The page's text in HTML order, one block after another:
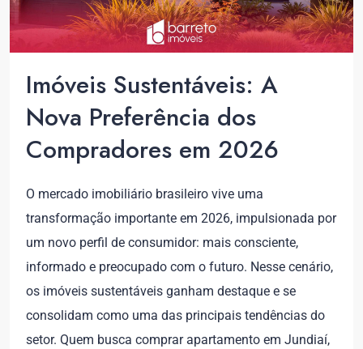
Imóveis Sustentáveis: A
Nova Preferência dos
Compradores em 2026
O mercado imobiliário brasileiro vive uma
transformação importante em 2026, impulsionada por
um novo perfil de consumidor: mais consciente,
informado e preocupado com o futuro. Nesse cenário,
os imóveis sustentáveis ganham destaque e se
consolidam como uma das principais tendências do
setor. Quem busca comprar apartamento em Jundiaí,